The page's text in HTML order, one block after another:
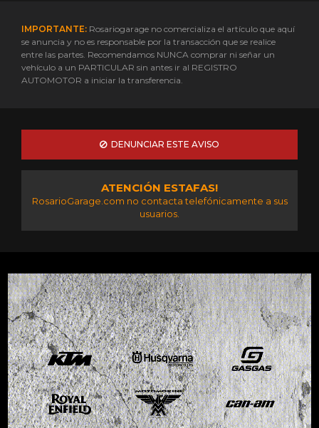
IMPORTANTE: Rosariogarage no comercializa el artículo que aquí
se anuncia y no es responsable por la transacción que se realice
entre las partes. Recomendamos NUNCA comprar ni señar un
vehículo a un PARTICULAR sin antes ir al REGISTRO
AUTOMOTOR a iniciar la transferencia.
DENUNCIAR ESTE AVISO
ATENCIÓN ESTAFAS!
RosarioGarage.com no contacta telefónicamente a sus
usuarios.